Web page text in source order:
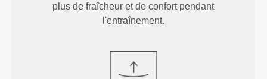
plus de fraîcheur et de confort pendant
l'entraînement.